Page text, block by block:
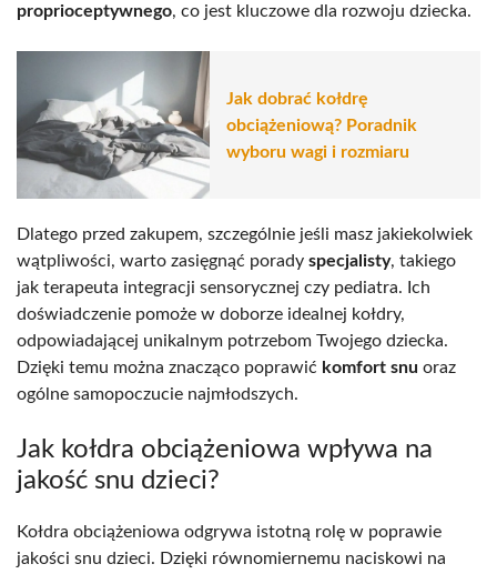
proprioceptywnego, co jest kluczowe dla rozwoju dziecka.
Jak dobrać kołdrę
obciążeniową? Poradnik
wyboru wagi i rozmiaru
Dlatego przed zakupem, szczególnie jeśli masz jakiekolwiek
wątpliwości, warto zasięgnąć porady specjalisty, takiego
jak terapeuta integracji sensorycznej czy pediatra. Ich
doświadczenie pomoże w doborze idealnej kołdry,
odpowiadającej unikalnym potrzebom Twojego dziecka.
Dzięki temu można znacząco poprawić komfort snu oraz
ogólne samopoczucie najmłodszych.
Jak kołdra obciążeniowa wpływa na
jakość snu dzieci?
Kołdra obciążeniowa odgrywa istotną rolę w poprawie
jakości snu dzieci. Dzięki równomiernemu naciskowi na